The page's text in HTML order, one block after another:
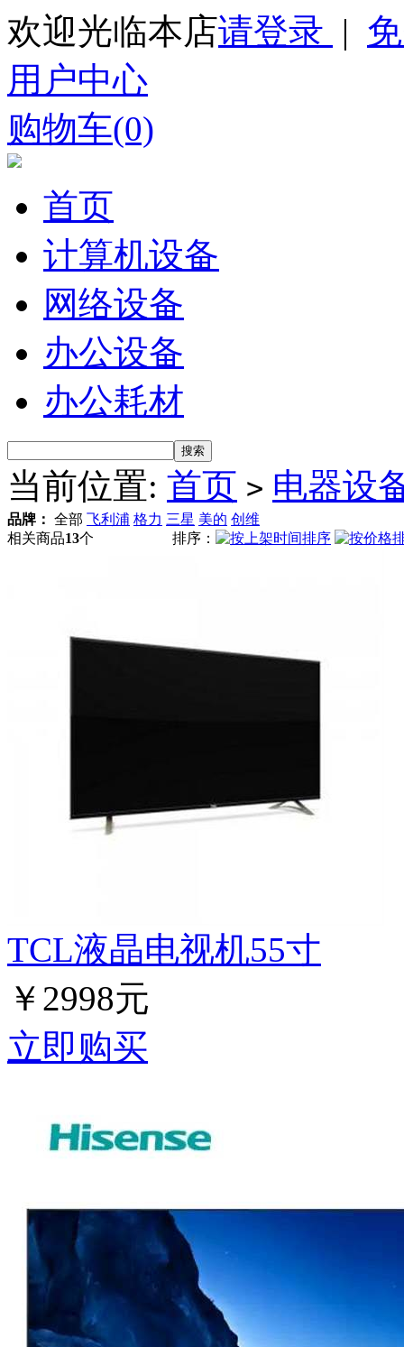
欢迎光临本店请登录 |
用户中心
购物车(0)
首页
计算机设备
网络设备
办公设备
办公耗材
当前位置: 首页 > 电器设
品牌： 全部 飞利浦 格力 三星 美的 创维
相关商品13个 排序：
TCL液晶电视机55寸
￥2998元
立即购买